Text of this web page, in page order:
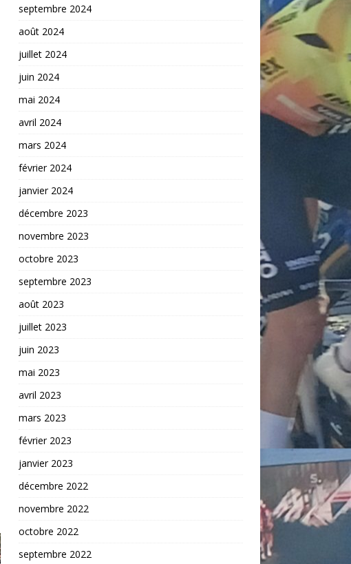
septembre 2024
août 2024
juillet 2024
juin 2024
mai 2024
avril 2024
mars 2024
février 2024
janvier 2024
décembre 2023
novembre 2023
octobre 2023
septembre 2023
août 2023
juillet 2023
juin 2023
mai 2023
avril 2023
mars 2023
février 2023
janvier 2023
décembre 2022
novembre 2022
octobre 2022
septembre 2022